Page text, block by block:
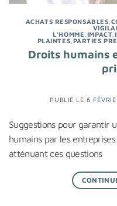
ACHATS RESPONSABLES
L'HOMME IMPACT,
PLAINTES PARTIES
Droits humains
PUBLIÉ LE6
Suggestions pour garantir
humains par les
atténuant ces questions